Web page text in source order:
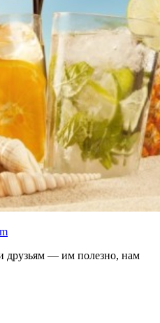
друзьям — им полезно, нам